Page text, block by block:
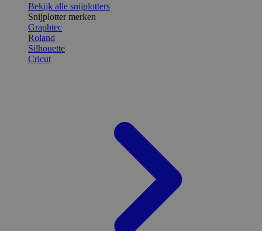
Bekijk alle snijplotters
Snijplotter merken
Graphtec
Roland
Silhouette
Cricut